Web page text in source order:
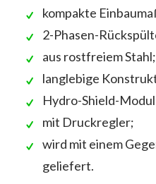
kompakte
2-Phasen-
aus rostfreiem Stahl;
langlebige
Hydro-Shield-
mit Druckregler;
wird mit einem
geliefert.